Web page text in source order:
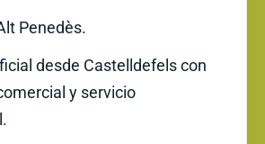
Penedès.
desde Castelldefels con
y servicio